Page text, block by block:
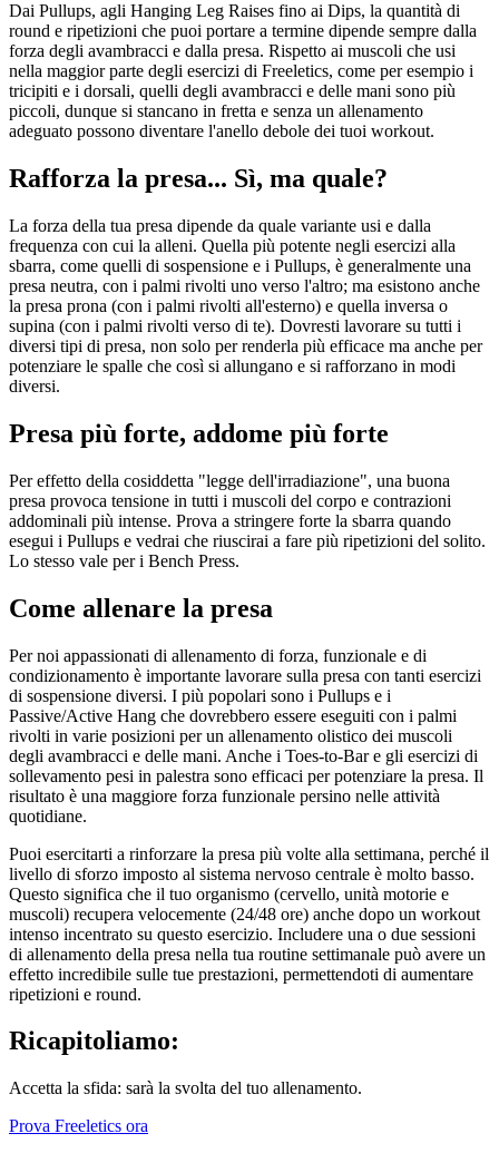
Dai Pullups, agli Hanging Leg Raises fino ai Dips, la quantità di
round e ripetizioni che puoi portare a termine dipende sempre dalla
forza degli avambracci e dalla presa. Rispetto ai muscoli che usi
nella maggior parte degli esercizi di Freeletics, come per esempio i
tricipiti e i dorsali, quelli degli avambracci e delle mani sono più
piccoli, dunque si stancano in fretta e senza un allenamento
adeguato possono diventare l'anello debole dei tuoi workout.
Rafforza la presa... Sì, ma quale?
La forza della tua presa dipende da quale variante usi e dalla
frequenza con cui la alleni. Quella più potente negli esercizi alla
sbarra, come quelli di sospensione e i Pullups, è generalmente una
presa neutra, con i palmi rivolti uno verso l'altro; ma esistono anche
la presa prona (con i palmi rivolti all'esterno) e quella inversa o
supina (con i palmi rivolti verso di te). Dovresti lavorare su tutti i
diversi tipi di presa, non solo per renderla più efficace ma anche per
potenziare le spalle che così si allungano e si rafforzano in modi
diversi.
Presa più forte, addome più forte
Per effetto della cosiddetta "legge dell'irradiazione", una buona
presa provoca tensione in tutti i muscoli del corpo e contrazioni
addominali più intense. Prova a stringere forte la sbarra quando
esegui i Pullups e vedrai che riuscirai a fare più ripetizioni del solito.
Lo stesso vale per i Bench Press.
Come allenare la presa
Per noi appassionati di allenamento di forza, funzionale e di
condizionamento è importante lavorare sulla presa con tanti esercizi
di sospensione diversi. I più popolari sono i Pullups e i
Passive/Active Hang che dovrebbero essere eseguiti con i palmi
rivolti in varie posizioni per un allenamento olistico dei muscoli
degli avambracci e delle mani. Anche i Toes-to-Bar e gli esercizi di
sollevamento pesi in palestra sono efficaci per potenziare la presa. Il
risultato è una maggiore forza funzionale persino nelle attività
quotidiane.
Puoi esercitarti a rinforzare la presa più volte alla settimana, perché il
livello di sforzo imposto al sistema nervoso centrale è molto basso.
Questo significa che il tuo organismo (cervello, unità motorie e
muscoli) recupera velocemente (24/48 ore) anche dopo un workout
intenso incentrato su questo esercizio. Includere una o due sessioni
di allenamento della presa nella tua routine settimanale può avere un
effetto incredibile sulle tue prestazioni, permettendoti di aumentare
ripetizioni e round.
Ricapitoliamo:
Accetta la sfida: sarà la svolta del tuo allenamento.
Prova Freeletics ora